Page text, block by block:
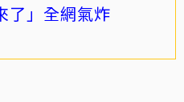
了」全網氣炸